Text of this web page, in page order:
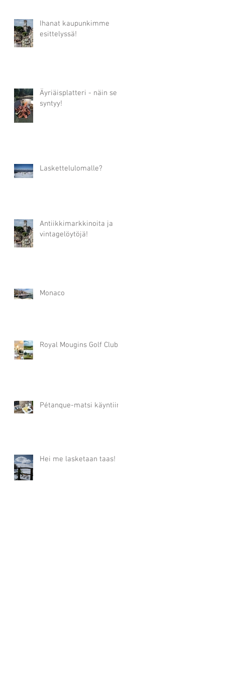
Ihanat kaupunkimme
esittelyssä!
Äyriäisplatteri - näin se
syntyy!
Laskettelulomalle?
Antiikkimarkkinoita ja
vintagelöytöjä!
Monaco
Royal Mougins Golf Club
Pétanque-matsi käyntiin?
Hei me lasketaan taas!